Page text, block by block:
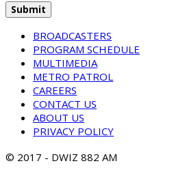
BROADCASTERS
PROGRAM SCHEDULE
MULTIMEDIA
METRO PATROL
CAREERS
CONTACT US
ABOUT US
PRIVACY POLICY
© 2017 - DWIZ 882 AM